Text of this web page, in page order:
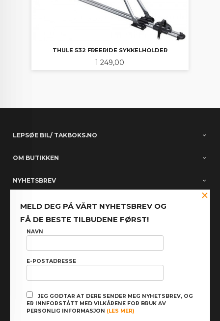
THULE 532 FREERIDE SYKKELHOLDER
Pris
1 249,00
LEPSØE BIL/ TAKBOKS.NO
OM BUTIKKEN
NYHETSBREV
PARTNERE
FRAKT
NYHETSBREV
×
MELD DEG PÅ VÅRT NYHETSBREV OG
FÅ DE BESTE TILBUDENE FØRST!
NAVN
E-POSTADRESSE
JEG GODTAR AT DERE SENDER MEG NYHETSBREV, OG
ER INNFORSTÅTT MED VILKÅRENE FOR BRUK AV
PERSONLIG INFORMASJON (LES MER)